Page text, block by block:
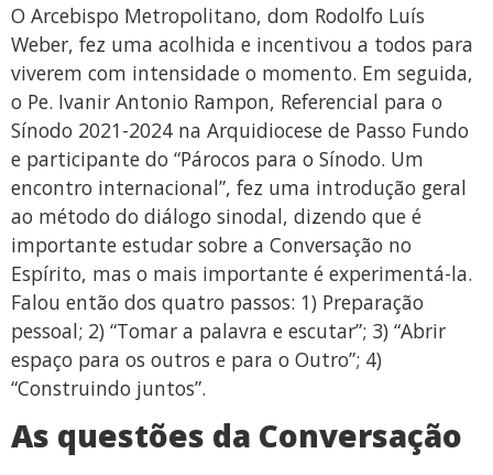
O Arcebispo Metropolitano, dom Rodolfo Luís
Weber, fez uma acolhida e incentivou a todos para
viverem com intensidade o momento. Em seguida,
o Pe. Ivanir Antonio Rampon, Referencial para o
Sínodo 2021-2024 na Arquidiocese de Passo Fundo
e participante do “Párocos para o Sínodo. Um
encontro internacional”, fez uma introdução geral
ao método do diálogo sinodal, dizendo que é
importante estudar sobre a Conversação no
Espírito, mas o mais importante é experimentá-la.
Falou então dos quatro passos: 1) Preparação
pessoal; 2) “Tomar a palavra e escutar”; 3) “Abrir
espaço para os outros e para o Outro”; 4)
“Construindo juntos”.
As questões da Conversação